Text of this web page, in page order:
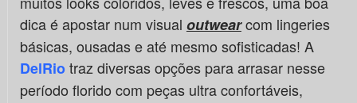
dica é apostar num visual outwearcom lingeries
básicas, ousadas e até mesmo sofisticadas! A
DelRiotraz diversas opções para arrasar nesse
período florido com peças ultra confortáveis,